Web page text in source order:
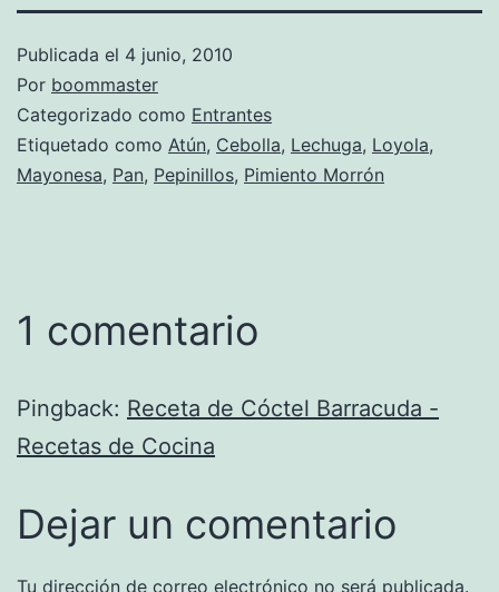
Publicada el 4 junio, 2010
Por boommaster
Categorizado como Entrantes
Etiquetado como Atún, Cebolla, Lechuga, Loyola,
Mayonesa, Pan, Pepinillos, Pimiento Morrón
1 comentario
Pingback: Receta de Cóctel Barracuda -
Recetas de Cocina
Dejar un comentario
Tu dirección de correo electrónico no será publicada.